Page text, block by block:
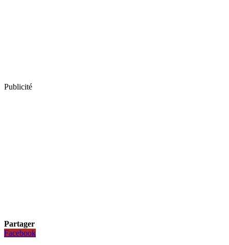
Publicité
Partager
Facebook